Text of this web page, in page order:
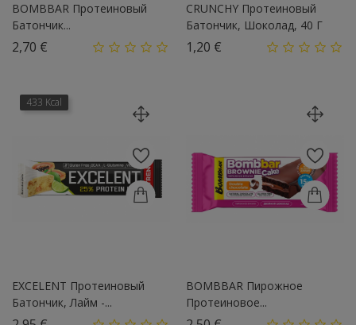
BOMBBAR Протеиновый
Батончик...
2,70 €
CRUNCHY Протеиновый
Батончик, Шоколад, 40 Г
1,20 €
433 Kcal
EXCELENT Протеиновый
Батончик, Лайм -...
BOMBBAR Пирожное
Протеиновое...